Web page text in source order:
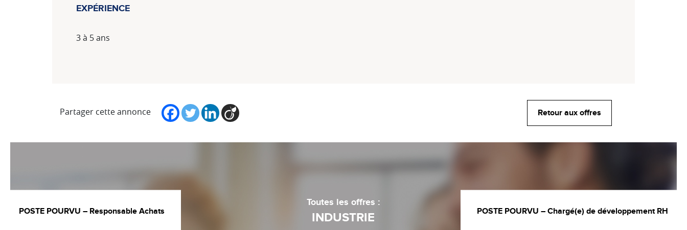
EXPÉRIENCE
3 à 5 ans
Partager cette annonce Retour aux offres
POSTE POURVU – Responsable Achats
Toutes les offres :
INDUSTRIE POSTE POURVU – Chargé(e) de développement RH